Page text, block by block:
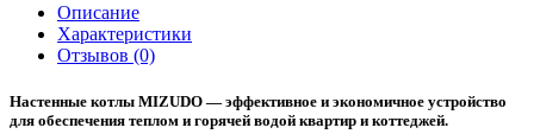
Описание
Характеристики
Отзывов (0)
Настенные котлы MIZUDO — эффективное и экономичное устройство
для обеспечения теплом и горячей водой квартир и коттеджей.